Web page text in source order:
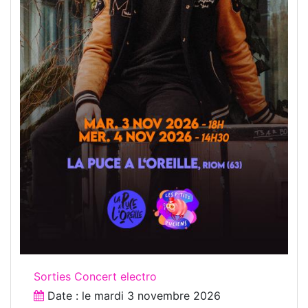
Sorties Concert electro
Date : le mardi 3 novembre 2026